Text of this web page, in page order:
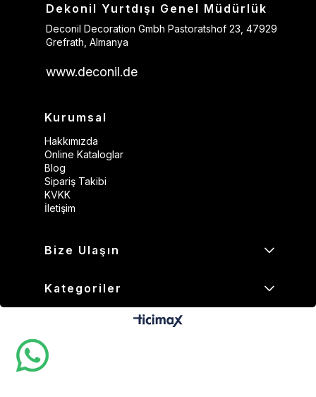
Dekonil Yurtdışı Genel Müdürlük
Deconil Decoration Gmbh Pastoratshof 23, 47929
Grefrath, Almanya
www.deconil.de
Kurumsal
Hakkımızda
Online Kataloglar
Blog
Sipariş Takibi
KVKK
İletişim
Bize Ulaşın
Kategoriler